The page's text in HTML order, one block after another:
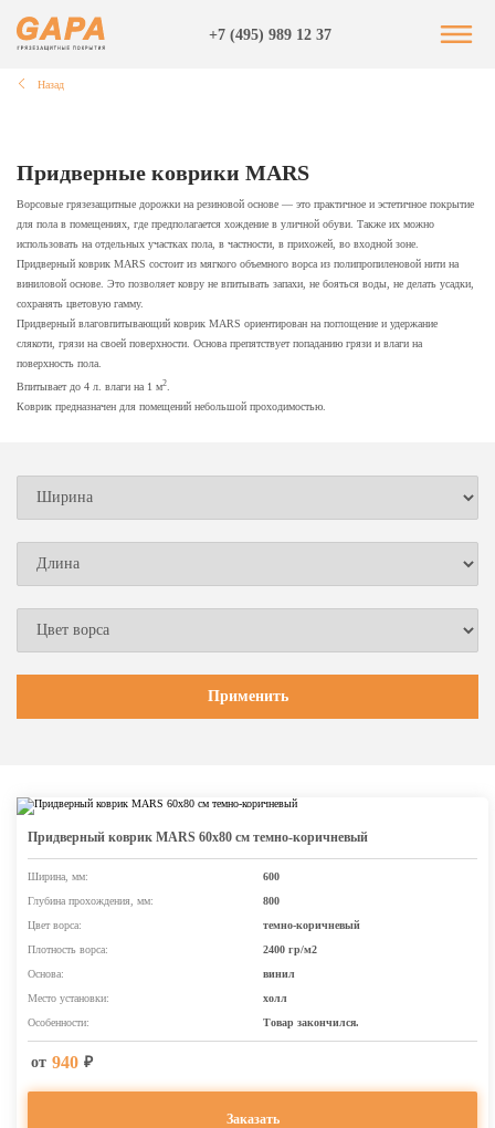
+7 (495) 989 12 37
Назад
Придверные коврики MARS
Ворсовые грязезащитные дорожки на резиновой основе — это практичное и эстетичное покрытие
для пола в помещениях, где предполагается хождение в уличной обуви. Также их можно
использовать на отдельных участках пола, в частности, в прихожей, во входной зоне.
Придверный коврик MARS состоит из мягкого объемного ворса из полипропиленовой нити на
виниловой основе. Это позволяет ковру не впитывать запахи, не бояться воды, не делать усадки,
сохранять цветовую гамму.
Придверный влаговпитывающий коврик MARS ориентирован на поглощение и удержание
слякоти, грязи на своей поверхности. Основа препятствует попаданию грязи и влаги на
поверхность пола.
Впитывает до 4 л. влаги на 1 м2.
Коврик предназначен для помещений небольшой проходимостью.
Придверный коврик MARS 60х80 см темно-коричневый
Ширина, мм:
600
Глубина прохождения, мм:
800
Цвет ворса:
темно-коричневый
Плотность ворса:
2400 гр/м2
Основа:
винил
Место установки:
холл
Особенности:
Товар закончился.
от 940 ₽
Заказать